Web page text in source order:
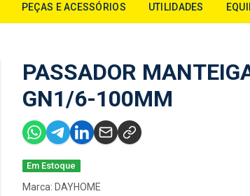
PEÇAS E ACESSÓRIOS UTILIDADES
PASSADOR
GN1/6-100MM
Em Estoque
Marca: DAYHOME